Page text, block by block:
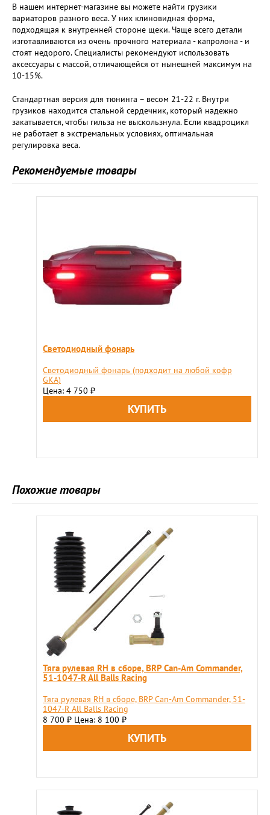
В нашем интернет-магазине вы можете найти грузики
вариаторов разного веса. У них клиновидная форма,
подходящая к внутренней стороне щеки. Чаще всего детали
изготавливаются из очень прочного материала - капролона - и
стоят недорого. Специалисты рекомендуют использовать
аксессуары с массой, отличающейся от нынешней максимум на
10-15%.
Стандартная версия для тюнинга – весом 21-22 г. Внутри
грузиков находится стальной сердечник, который надежно
закатывается, чтобы гильза не выскользнула. Если квадроцикл
не работает в экстремальных условиях, оптимальная
регулировка веса.
Рекомендуемые товары
Светодиодный фонарь
Светодиодный фонарь (подходит на любой кофр
GKA)
Цена: 4 750 ₽
Похожие товары
Тяга рулевая RH в сборе, BRP Can-Am Commander,
51-1047-R All Balls Racing
Тяга рулевая RH в сборе, BRP Can-Am Commander, 51-
1047-R All Balls Racing
8 700 ₽ Цена: 8 100 ₽